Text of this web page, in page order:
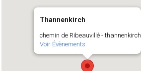
Thannenkirch
chemin de Ribeauvillé - thannenkirch
Voir Évènements